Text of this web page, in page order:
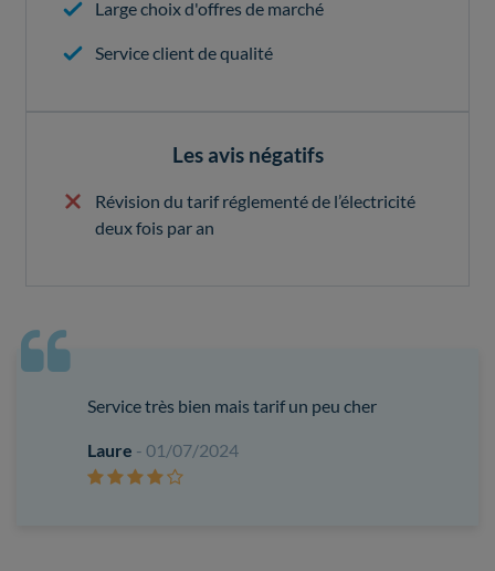
Large choix d'offres de marché
Service client de qualité
Les avis négatifs
Révision du tarif réglementé de l’électricité
deux fois par an
Service très bien mais tarif un peu cher
Laure - 01/07/2024